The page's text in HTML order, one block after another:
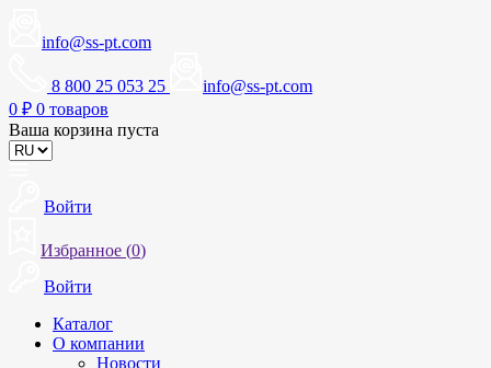
info@ss-pt.com
8 800 25 053 25
info@ss-pt.com
0 ₽ 0 товаров
Ваша корзина пуста
Войти
Избранное (0)
Войти
Каталог
О компании
Новости